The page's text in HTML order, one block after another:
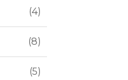
4
8
5